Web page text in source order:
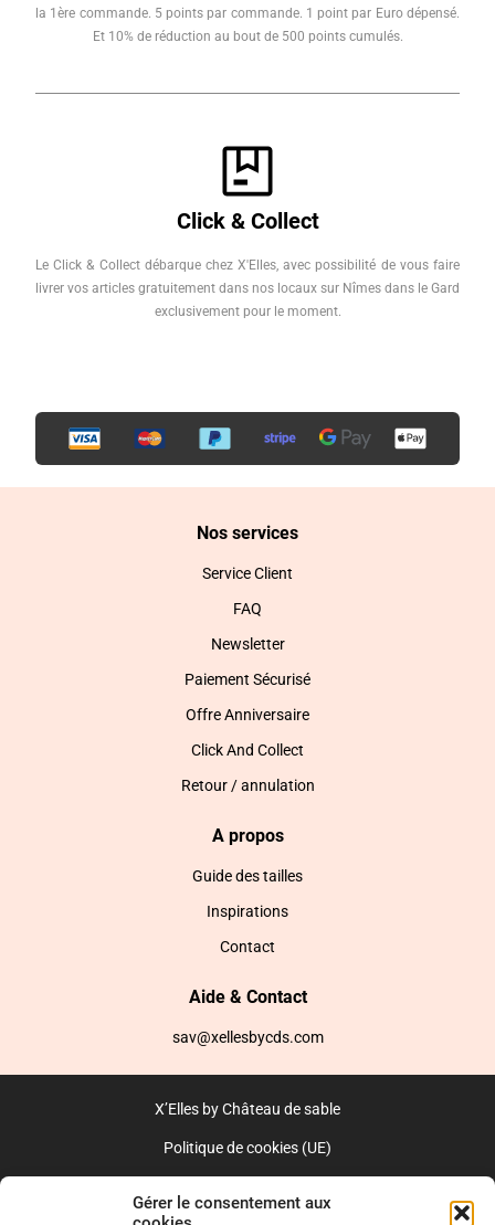
Gérer le consentement aux
la 1ère commande. 5 points par commande. 1 point par Euro dépensé.
Et 10% de réduction au bout de 500 points cumulés.
Click & Collect
Le Click & Collect débarque chez X'Elles, avec possibilité de vous faire
livrer vos articles gratuitement dans nos locaux sur Nîmes dans le Gard
exclusivement pour le moment.
Nos services
Service Client
FAQ
Newsletter
Paiement Sécurisé
Offre Anniversaire
Click And Collect
Retour / annulation
A propos
Guide des tailles
Inspirations
Contact
Aide & Contact
sav@xellesbycds.com
X’Elles by Château de sable
Politique de cookies (UE)